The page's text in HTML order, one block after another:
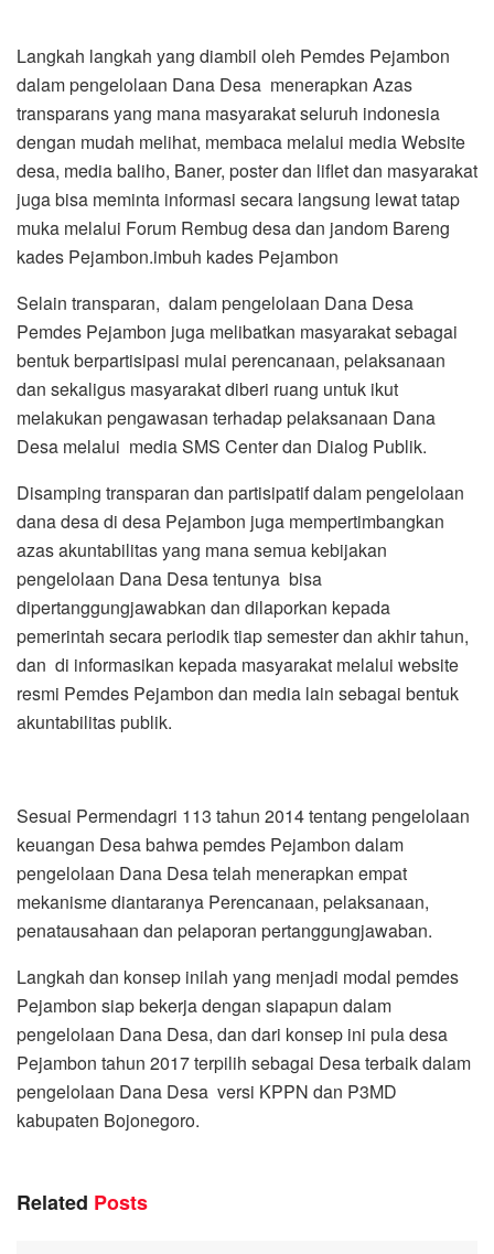
Langkah langkah yang diambil oleh Pemdes Pejambon
dalam pengelolaan Dana Desa menerapkan Azas
transparans yang mana masyarakat seluruh indonesia
dengan mudah melihat, membaca melalui media Website
desa, media baliho, Baner, poster dan liflet dan masyarakat
juga bisa meminta informasi secara langsung lewat tatap
muka melalui Forum Rembug desa dan jandom Bareng
kades Pejambon.imbuh kades Pejambon
Selain transparan, dalam pengelolaan Dana Desa
Pemdes Pejambon juga melibatkan masyarakat sebagai
bentuk berpartisipasi mulai perencanaan, pelaksanaan
dan sekaligus masyarakat diberi ruang untuk ikut
melakukan pengawasan terhadap pelaksanaan Dana
Desa melalui media SMS Center dan Dialog Publik.
Disamping transparan dan partisipatif dalam pengelolaan
dana desa di desa Pejambon juga mempertimbangkan
azas akuntabilitas yang mana semua kebijakan
pengelolaan Dana Desa tentunya bisa
dipertanggungjawabkan dan dilaporkan kepada
pemerintah secara periodik tiap semester dan akhir tahun,
dan di informasikan kepada masyarakat melalui website
resmi Pemdes Pejambon dan media lain sebagai bentuk
akuntabilitas publik.
Sesuai Permendagri 113 tahun 2014 tentang pengelolaan
keuangan Desa bahwa pemdes Pejambon dalam
pengelolaan Dana Desa telah menerapkan empat
mekanisme diantaranya Perencanaan, pelaksanaan,
penatausahaan dan pelaporan pertanggungjawaban.
Langkah dan konsep inilah yang menjadi modal pemdes
Pejambon siap bekerja dengan siapapun dalam
pengelolaan Dana Desa, dan dari konsep ini pula desa
Pejambon tahun 2017 terpilih sebagai Desa terbaik dalam
pengelolaan Dana Desa versi KPPN dan P3MD
kabupaten Bojonegoro.
Related Posts